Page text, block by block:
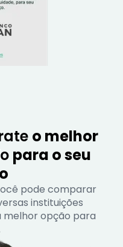
o melhor
para o seu
pode comparar
instituições
opção para